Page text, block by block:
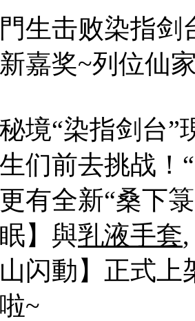
生击败染指剑
嘉奖~列位仙
境“染指剑台”
们前去挑战！
有全新“桑下
】與乳液手套
山闪動】正式
~